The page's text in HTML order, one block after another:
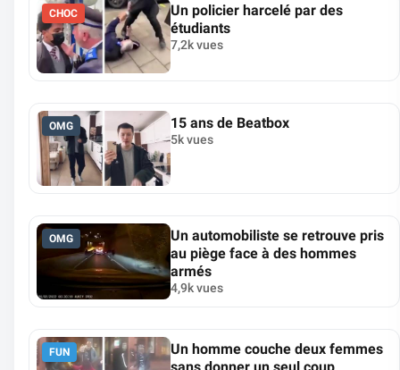
CHOC
Un policier harcelé par des
étudiants
7,2k vues
OMG 15 ans de Beatbox
5k vues
OMG
Un automobiliste se retrouve pris
au piège face à des hommes
armés
4,9k vues
FUN
Un homme couche deux femmes
sans donner un seul coup